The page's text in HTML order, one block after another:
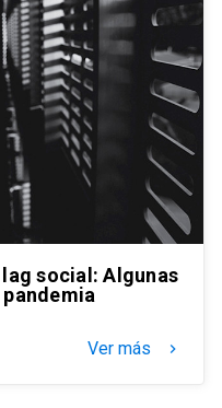
social: Algunas
Ver más keyboard_arrow_right